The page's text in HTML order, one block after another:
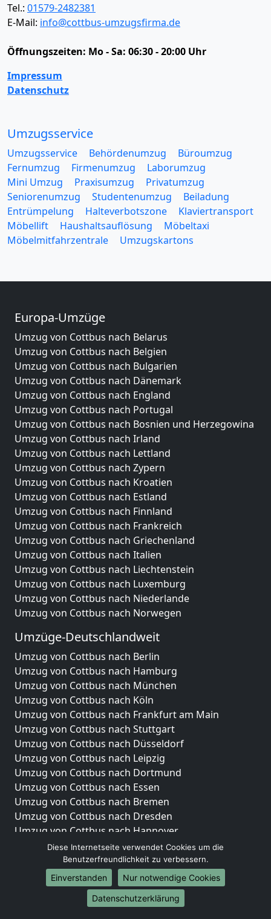
Tel.: 01579-2482381
E-Mail: info@cottbus-umzugsfirma.de
Öffnungszeiten: Mo - Sa: 06:30 - 20:00 Uhr
Impressum
Datenschutz
Umzugsservice
Umzugsservice Behördenumzug
Büroumzug
Fernumzug
Firmenumzug
Laborumzug
Mini Umzug
Praxisumzug
Privatumzug
Seniorenumzug
Studentenumzug
Beiladung
Entrümpelung
Halteverbotszone
Klaviertransport
Möbellift
Haushaltsauflösung
Möbeltaxi
Möbelmitfahrzentrale
Umzugskartons
Europa-Umzüge
Umzug von Cottbus nach Belarus
Umzug von Cottbus nach Belgien
Umzug von Cottbus nach Bulgarien
Umzug von Cottbus nach Dänemark
Umzug von Cottbus nach England
Umzug von Cottbus nach Portugal
Umzug von Cottbus nach Bosnien und Herzegowina
Umzug von Cottbus nach Irland
Umzug von Cottbus nach Lettland
Umzug von Cottbus nach Zypern
Umzug von Cottbus nach Kroatien
Umzug von Cottbus nach Estland
Umzug von Cottbus nach Finnland
Umzug von Cottbus nach Frankreich
Umzug von Cottbus nach Griechenland
Umzug von Cottbus nach Italien
Umzug von Cottbus nach Liechtenstein
Umzug von Cottbus nach Luxemburg
Umzug von Cottbus nach Niederlande
Umzug von Cottbus nach Norwegen
Umzüge-Deutschlandweit
Umzug von Cottbus nach Berlin
Umzug von Cottbus nach Hamburg
Umzug von Cottbus nach München
Umzug von Cottbus nach Köln
Umzug von Cottbus nach Frankfurt am Main
Umzug von Cottbus nach Stuttgart
Umzug von Cottbus nach Düsseldorf
Umzug von Cottbus nach Leipzig
Umzug von Cottbus nach Dortmund
Umzug von Cottbus nach Essen
Umzug von Cottbus nach Bremen
Umzug von Cottbus nach Dresden
Umzug von Cottbus nach Hannover
Umzug von Cottbus nach Nürnberg
Umzug von Cottbus nach Duisburg
Umzug von Cottbus nach Bochum
Umzug von Cottbus nach Wuppertal
Umzug von Cottbus nach Bielefeld
Diese Internetseite verwendet Cookies um die
Benutzerfreundlichkeit zu verbessern.
Einverstanden
Nur notwendige Cookies
Datenschutzerklärung